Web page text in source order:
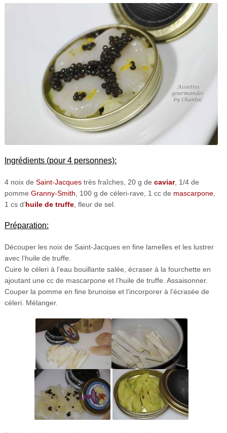
Ingrédients (pour 4 personnes):
4 noix de Saint-Jacquestrès fraîches, 20 g de caviar, 1/4 de
pomme Granny-Smith , 100 g de céleri-rave, 1 cc de mascarpone,
1 cs d’huile de truffe, fleur de sel.
Préparation:
Découper les noix de Saint-Jacques en fine lamelles et les lustrer
avec l’huile de truffe.
Cuire le céleri à l’eau bouillante salée, écraser à la fourchette en
ajoutant une cc de mascarpone et l’huile de truffe. Assaisonner.
Couper la pomme en fine brunoise et l’incorporer à l’écrasée de
céleri. Mélanger.